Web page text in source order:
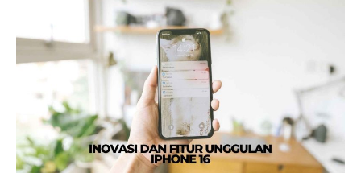
Indonesia